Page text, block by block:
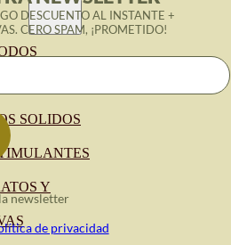
SOLIDOS
Y
DESCUENTO AL INSTANTE +
CERO SPAM, ¡PROMETIDO!
newsletter
de privacidad